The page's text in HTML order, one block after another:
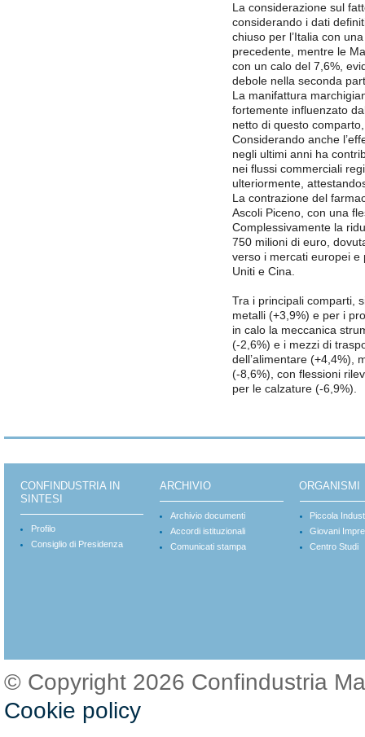
La considerazione sul
considerando i dati
chiuso per l’Italia con
precedente, mentre le
con un calo del 7,6%,
debole nella seconda
La manifattura
fortemente influenzato
netto di questo
Considerando anche
negli ultimi anni ha
nei flussi commerciali
ulteriormente,
La contrazione del
Ascoli Piceno, con una
Complessivamente la
750 milioni di euro,
verso i mercati europei e
Uniti e Cina.
Tra i principali comparti,
metalli (+3,9%) e per i
in calo la meccanica
(-2,6%) e i mezzi di
dell’alimentare (+4,4%),
(-8,6%), con flessioni
per le calzature (-6,9%).
CONFINDUSTRIA IN
SINTESI
Profilo
Consiglio di Presidenza
ARCHIVIO
Archivio documenti
Accordi istituzionali
Comunicati stampa
ORGANISMI
Piccola
Giovani
Centro Studi
© Copyright 2026 Confindustria
Cookie policy